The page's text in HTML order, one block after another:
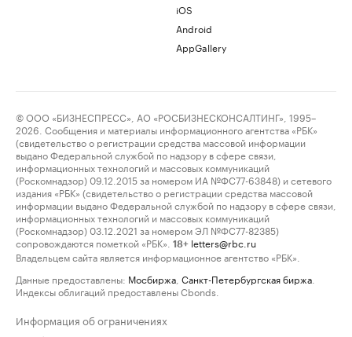
iOS
Android
AppGallery
© ООО «БИЗНЕСПРЕСС», АО «РОСБИЗНЕСКОНСАЛТИНГ», 1995–
2026. Сообщения и материалы информационного агентства «РБК»
(свидетельство о регистрации средства массовой информации
выдано Федеральной службой по надзору в сфере связи,
информационных технологий и массовых коммуникаций
(Роскомнадзор) 09.12.2015 за номером ИА №ФС77-63848) и сетевого
издания «РБК» (свидетельство о регистрации средства массовой
информации выдано Федеральной службой по надзору в сфере связи,
информационных технологий и массовых коммуникаций
(Роскомнадзор) 03.12.2021 за номером ЭЛ №ФС77-82385)
сопровождаются пометкой «РБК».
18+ letters@rbc.ru
Владельцем сайта является информационное агентство «РБК».
Данные предоставлены: Мосбиржа Санкт-Петербургская биржа
Индексы облигаций предоставлены Cbonds.
Информация об ограничениях